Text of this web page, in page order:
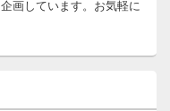
画しています。お気軽に